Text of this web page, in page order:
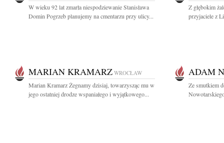
W wieku 92 lat zmarła niespodziewanie Stanisława
Domin Pogrzeb planujemy na cmentarzu przy ulicy...
Z głębokim
przyjaciele z
MARIAN KRAMARZ WROCŁAW
Marian Kramarz Żegnamy dzisiaj, towarzysząc mu w
jego ostatniej drodze wspaniałego i wyjątkowego...
ADAM
Ze smutkiem